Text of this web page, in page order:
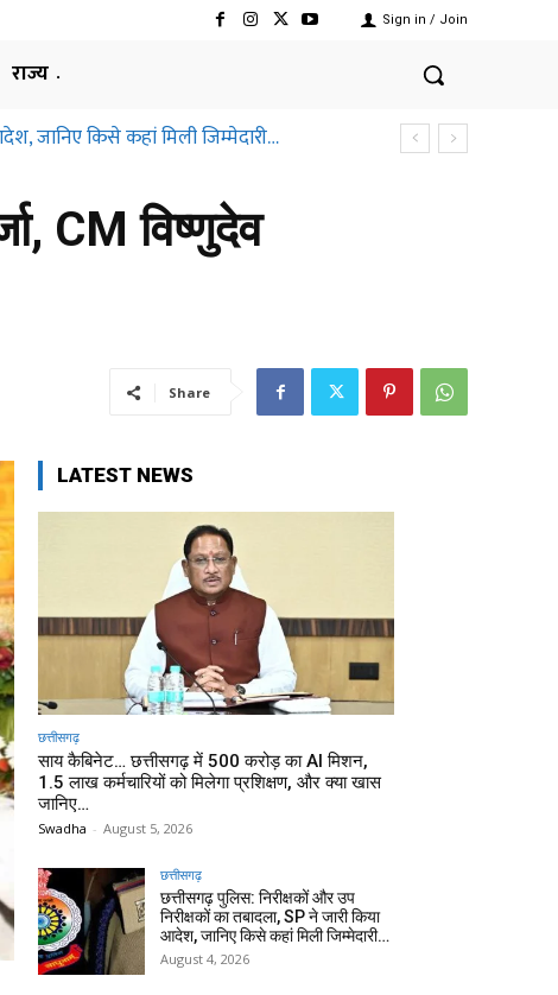
Sign in / Join
राज्य
जानिए किसे कहां मिली जिम्मेदारी…
CM विष्णुदेव
Share
LATEST NEWS
छत्तीसगढ़
साय कैबिनेट… छत्तीसगढ़ में 500 करोड़ का AI मिशन,
1.5 लाख कर्मचारियों को मिलेगा प्रशिक्षण, और क्या खास
जानिए…
Swadha - August 5, 2026
छत्तीसगढ़
छत्तीसगढ़ पुलिस: निरीक्षकों और उप
निरीक्षकों का तबादला, SP ने जारी किया
आदेश, जानिए किसे कहां मिली जिम्मेदारी…
August 4, 2026